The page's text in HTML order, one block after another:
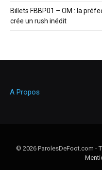
Billets FBBP01 – OM : la
crée un rush inédit
A Propos
© 2026 ParolesDeFoot.com -